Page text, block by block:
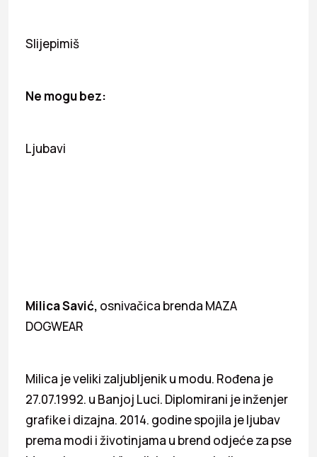
Slijepimiš
Ne mogu bez:
Ljubavi
Milica Savić, osnivačica brenda MAZA
DOGWEAR
Milica je veliki zaljubljenik u modu. Rođena je
27.07.1992. u Banjoj Luci. Diplomirani je inženjer
grafike i dizajna. 2014. godine spojila je ljubav
prema modi i životinjama u brend odjeće za pse